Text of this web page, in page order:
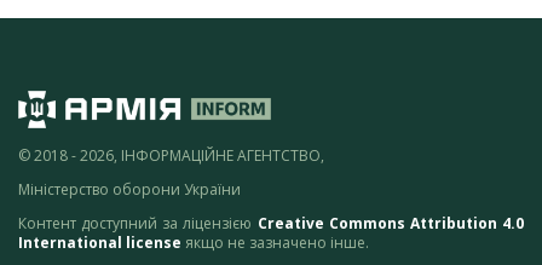
© 2018 - 2026, ІНФОРМАЦІЙНЕ АГЕНТСТВО,
Міністерство оборони України
Контент доступний за ліцензією Creative Commons Attribution 4.0
International license якщо не зазначено інше.